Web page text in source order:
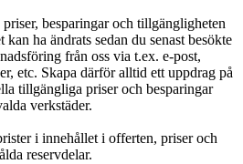
besparingar och tillgängligheten
ha ändrats sedan du senast besökte
från oss via t.ex. e-post,
etc. Skapa därför alltid ett uppdrag på
tillgängliga priser och besparingar
verkstäder.
i innehållet i offerten, priser och
reservdelar.